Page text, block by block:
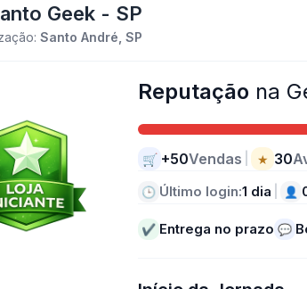
Geek - SP
Santo André, SP
Reputação na
🛒 +50Vendas ★ 30
🕒 Último login:1 dia 👤
✔ Entrega no prazo 💬